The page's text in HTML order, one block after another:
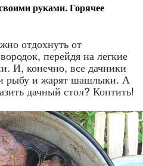
руками. Горячее
отдохнуть от
перейдя на легкие
И, конечно, все дачники
рыбу и жарят шашлыки. А
дачный стол? Коптить!